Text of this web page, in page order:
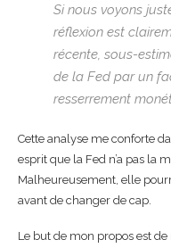
Si nous voyons
réflexion est
récente, sous-
de la Fed par un
resserrement
Cette analyse me conforte
esprit que la Fed n’a pas la
Malheureusement, elle
avant de changer de cap.
Le but de mon propos est